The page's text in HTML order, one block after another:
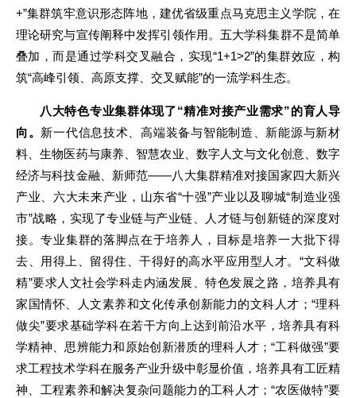
+”集群筑牢意识形态阵地，建优省级重点马克思主义学院，在
理论研究与宣传阐释中发挥引领作用。五大学科集群不是简单
叠加，而是通过学科交叉融合，实现“1+1>2”的集群效应，构
筑“高峰引领、高原支撑、交叉赋能”的一流学科生态。
八大特色专业集群体现了“精准对接产业需求”的育人导
向。 新一代信息技术、高端装备与智能制造、新能源与新材
料、生物医药与康养、智慧农业、数字人文与文化创意、数字
经济与科技金融、新师范——八大集群精准对接国家四大新兴
产业、六大未来产业，山东省“十强”产业以及聊城“制造业强
市”战略，实现了专业链与产业链、人才链与创新链的深度对
接。专业集群的落脚点在于培养人，目标是培养一大批下得
去、用得上、留得住、干得好的高水平应用型人才。“文科做
精”要求人文社会学科走内涵发展、特色发展之路，培养具有
家国情怀、人文素养和文化传承创新能力的文科人才；“理科
做尖”要求基础学科在若干方向上达到前沿水平，培养具有科
学精神、思辨能力和原始创新潜质的理科人才；“工科做强”要
求工程技术学科在服务产业升级中彰显价值，培养具有工匠精
神、工程素养和解决复杂问题能力的工科人才；“农医做特”要